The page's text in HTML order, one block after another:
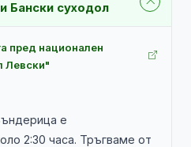
Бански суходол
пред национален
Левски"
е
2:30 часа. Тръгваме от